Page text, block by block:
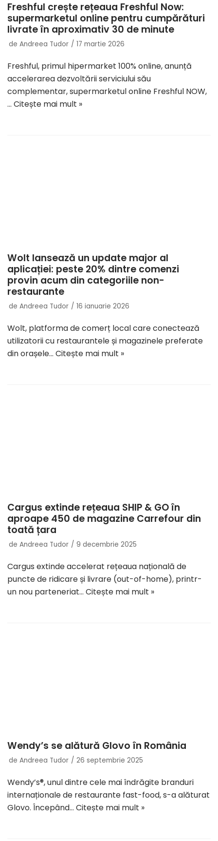
Freshful crește rețeaua Freshful Now:
supermarketul online pentru cumpărături
livrate în aproximativ 30 de minute
de Andreea Tudor 17 martie 2026
Freshful, primul hipermarket 100% online, anunță
accelerarea dezvoltării serviciului său
complementar, supermarketul online Freshful NOW,
… Citește mai mult »
Wolt lansează un update major al
aplicației: peste 20% dintre comenzi
provin acum din categoriile non-
restaurante
de Andreea Tudor 16 ianuarie 2026
Wolt, platforma de comerț local care conectează
utilizatorii cu restaurantele și magazinele preferate
din orașele… Citește mai mult »
Cargus extinde rețeaua SHIP & GO în
aproape 450 de magazine Carrefour din
toată țara
de Andreea Tudor 9 decembrie 2025
Cargus extinde accelerat rețeaua națională de
puncte de ridicare și livrare (out-of-home), printr-
un nou parteneriat… Citește mai mult »
Wendy’s se alătură Glovo în România
de Andreea Tudor 26 septembrie 2025
Wendy’s®, unul dintre cele mai îndrăgite branduri
internaționale de restaurante fast-food, s-a alăturat
Glovo. Începând… Citește mai mult »